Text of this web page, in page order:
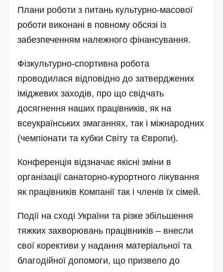
Плани роботи з питань культурно-масової
роботи виконані в повному обсязі із
забезпеченням належного фінансування.
Фізкультурно-спортивна робота
проводилася відповідно до затверджених
іміджевих заходів, про що свідчать
досягнення наших працівників, як на
всеукраїнських змаганнях, так і міжнародних
(чемпіонати та кубки Світу та Європи).
Конференція відзначає якісні зміни в
організації санаторно-курортного лікування
як працівників Компанії так і членів їх сімей.
Події на сході України та різке збільшення
тяжких захворювань працівників – внесли
свої корективи у надання матеріальної та
благодійної допомоги, що призвело до